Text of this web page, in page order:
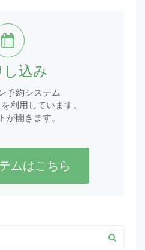
込み
予約システム
利用しています。
が開きます。
ムはこちら